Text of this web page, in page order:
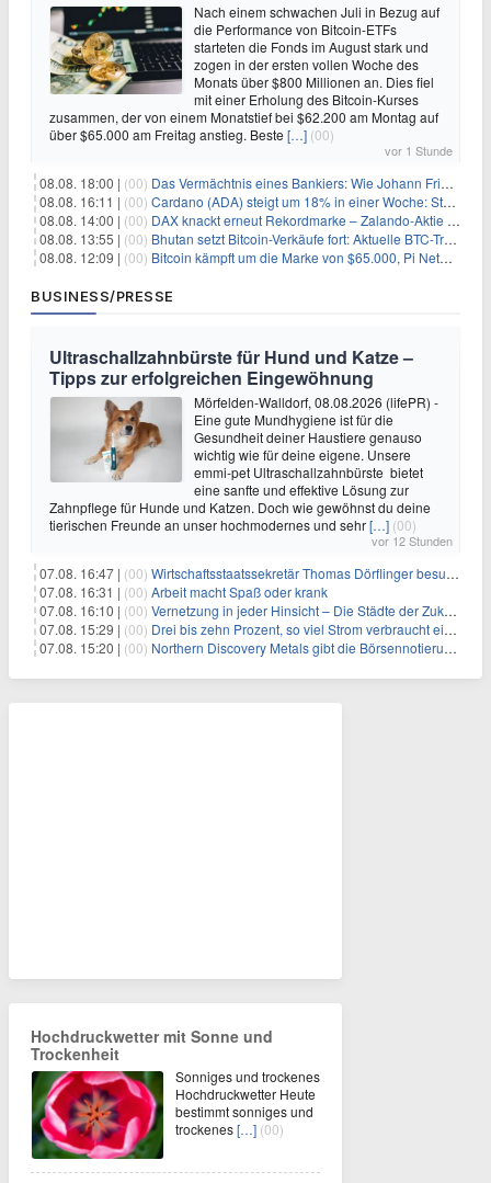
Nach einem schwachen Juli in Bezug auf
die Performance von Bitcoin-ETFs
starteten die Fonds im August stark und
zogen in der ersten vollen Woche des
Monats über $800 Millionen an. Dies fiel
mit einer Erholung des Bitcoin-Kurses
zusammen, der von einem Monatstief bei $62.200 am Montag auf
über $65.000 am Freitag anstieg. Beste […] (00)
vor 1 Stunde
08.08. 18:00 | (00) Das Vermächtnis eines Bankiers: Wie Johann Friedrich Städel sein Imperium unsterblich machte
08.08. 16:11 | (00) Cardano (ADA) steigt um 18% in einer Woche: Steht ein Kurs von $0,30 bevor?
08.08. 14:00 | (00) DAX knackt erneut Rekordmarke – Zalando-Aktie crasht nach Quartalszahlen
08.08. 13:55 | (00) Bhutan setzt Bitcoin-Verkäufe fort: Aktuelle BTC-Transaktionen
08.08. 12:09 | (00) Bitcoin kämpft um die Marke von $65.000, Pi Network gewinnt an Unterstützung
BUSINESS/PRESSE
Ultraschallzahnbürste für Hund und Katze –
Tipps zur erfolgreichen Eingewöhnung
Mörfelden-Walldorf, 08.08.2026 (lifePR) -
Eine gute Mundhygiene ist für die
Gesundheit deiner Haustiere genauso
wichtig wie für deine eigene. Unsere
emmi-pet Ultraschallzahnbürste bietet
eine sanfte und effektive Lösung zur
Zahnpflege für Hunde und Katzen. Doch wie gewöhnst du deine
tierischen Freunde an unser hochmodernes und sehr[…] (00)
vor 12 Stunden
07.08. 16:47 | (00) Wirtschaftsstaatssekretär Thomas Dörflinger besucht Handwerksbetrieb im Kammerbezirk Freiburg
07.08. 16:31 | (00) Arbeit macht Spaß oder krank
07.08. 16:10 | (00) Vernetzung in jeder Hinsicht – Die Städte der Zukunft sind grün-blau
07.08. 15:29 | (00) Drei bis zehn Prozent, so viel Strom verbraucht ein Aufzug im Gebäude
07.08. 15:20 | (00) Northern Discovery Metals gibt die Börsennotierung an der Frankfurter Wertpapierbörse bekannt
Hochdruckwetter mit Sonne und
Trockenheit
Sonniges und trockenes
Hochdruckwetter Heute
bestimmt sonniges und
trockenes[…] (00)